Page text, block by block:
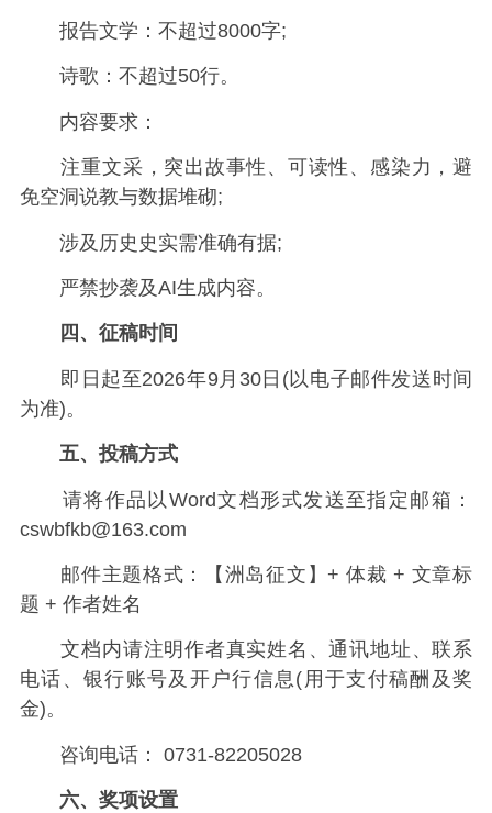
报告文学：不超过8000字;
诗歌：不超过50行。
内容要求：
注重文采，突出故事性、可读性、感染力，避
免空洞说教与数据堆砌;
涉及历史史实需准确有据;
严禁抄袭及AI生成内容。
四、征稿时间
即日起至2026年9月30日(以电子邮件发送时间
为准)。
五、投稿方式
请将作品以Word文档形式发送至指定邮箱：
cswbfkb@163.com
邮件主题格式：【洲岛征文】+ 体裁 + 文章标
题 + 作者姓名
文档内请注明作者真实姓名、通讯地址、联系
电话、银行账号及开户行信息(用于支付稿酬及奖
金)。
咨询电话： 0731-82205028
六、奖项设置